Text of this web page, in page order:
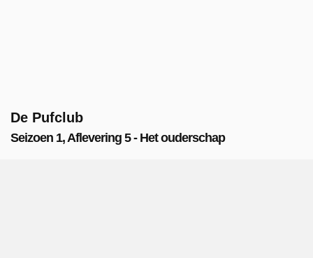
De Pufclub
Seizoen 1, Aflevering 5 - Het ouderschap